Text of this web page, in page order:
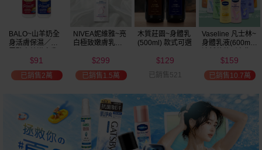
BALO~山羊奶全
身活膚保濕／玻
液(550ml) 款式可
選
$91
已銷售2萬
NIVEA妮維雅~亮
白極致嫩膚乳液
$299
已銷售1.5萬
木質莊園~身體乳
(500ml) 款式可選
$129
已銷售521
Vaseline 凡士林~
身體乳液(600ml)
保濕鎖水／全方
位保濕鎖水／可
可油／薰衣草／
+E 款式可選
$159
已銷售10.7萬